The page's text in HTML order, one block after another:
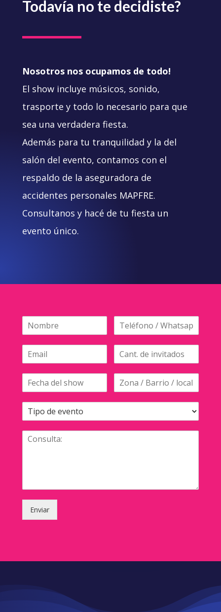
Todavía no te decidiste?
Nosotros nos ocupamos de todo!
El show incluye músicos, sonido,
trasporte y todo lo necesario para que
sea una verdadera fiesta.
Además para tu tranquilidad y la del
salón del evento, contamos con el
respaldo de la aseguradora de
accidentes personales MAPFRE.
Consultanos y hacé de tu fiesta un
evento único.
Enviar